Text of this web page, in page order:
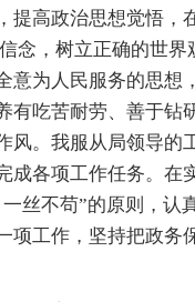
提高政治思想觉悟，
念，树立正确的世界
意为人民服务的思想
有吃苦耐劳、善于钻
风。我服从局领导的
成各项工作任务。在
丝不苟”的原则，认
项工作，坚持把政务